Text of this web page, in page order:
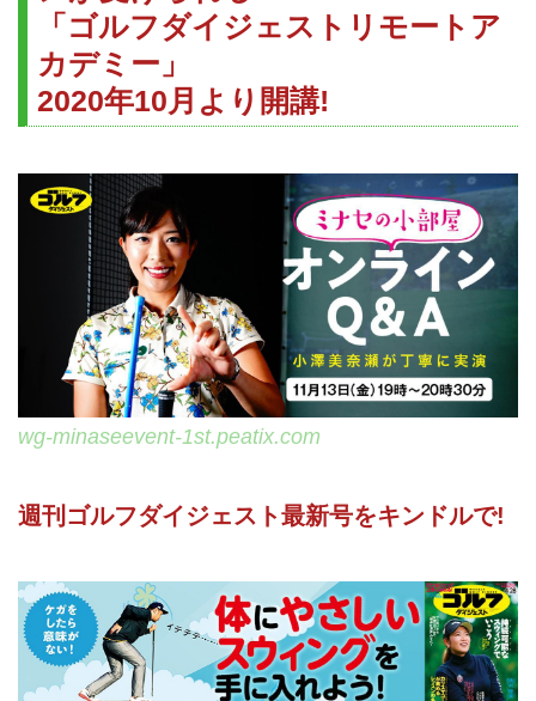
「ゴルフダイジェストリモートア
カデミー」
2020年10月より開講!
wg-minaseevent-1st.peatix.com
週刊ゴルフダイジェスト最新号をキンドルで!